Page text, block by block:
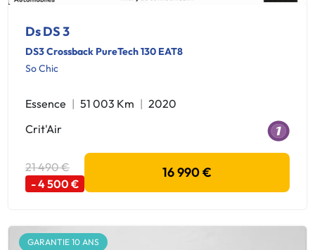
Ds DS 3
DS3 Crossback PureTech 130 EAT8
So Chic
Essence 51 003 Km
2020
Crit'Air
21 490 €
- 4 500 €
16 990 €
GARANTIE 10 ANS